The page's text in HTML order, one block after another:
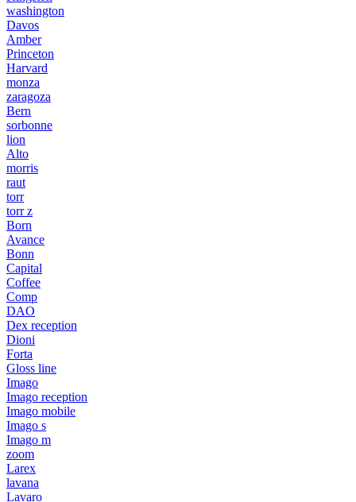
washington
Davos
Amber
Princeton
Harvard
monza
zaragoza
Bern
sorbonne
lion
Alto
morris
raut
torr
torr z
Born
Avance
Bonn
Capital
Coffee
Comp
DAO
Dex reception
Dioni
Forta
Gloss line
Imago
Imago reception
Imago mobile
Imago s
Imago m
zoom
Larex
lavana
Lavaro